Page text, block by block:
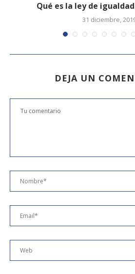
Qué es la ley de
31 diciembre,
DEJA UN